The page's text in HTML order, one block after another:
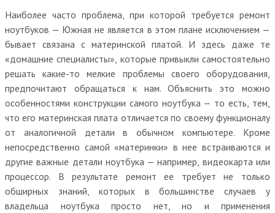
Наиболее часто проблема, при которой требуется ремонт
ноутбуков — Южная не является в этом плане исключением —
бывает связана с материнской платой. И здесь даже те
«домашние специалисты», которые привыкли самостоятельно
решать какие-то мелкие проблемы своего оборудования,
предпочитают обращаться к нам. Объяснить это можно
особенностями конструкции самого ноутбука — то есть, тем,
что его материнская плата отличается по своему функционалу
от аналогичной детали в обычном компьютере. Кроме
непосредственно самой «материнки» в нее встраиваются и
другие важные детали ноутбука — например, видеокарта или
процессор. В результате ремонт ее требует не только
обширных знаний, которых в большинстве случаев у
владельца ноутбука просто нет, но и применения